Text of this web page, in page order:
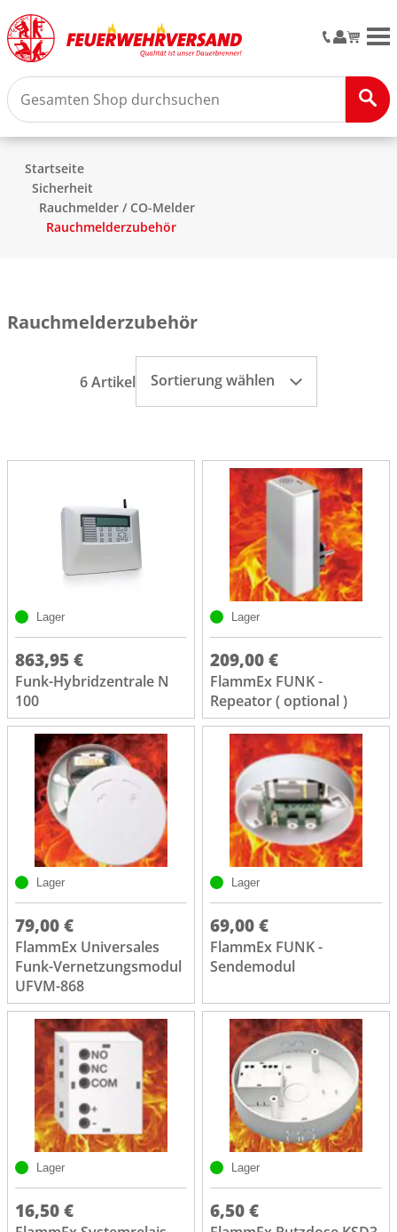
Startseite
Sicherheit
Rauchmelder / CO-Melder
Rauchmelderzubehör
Rauchmelderzubehör
6 Artikel Sortierung wählen
Lager
863,95 €
Funk-Hybridzentrale N
100
Lager
209,00 €
FlammEx FUNK -
Repeator ( optional )
Lager
79,00 €
FlammEx Universales
Funk-Vernetzungsmodul
UFVM-868
Lager
69,00 €
FlammEx FUNK -
Sendemodul
Lager
16,50 €
Lager
6,50 €